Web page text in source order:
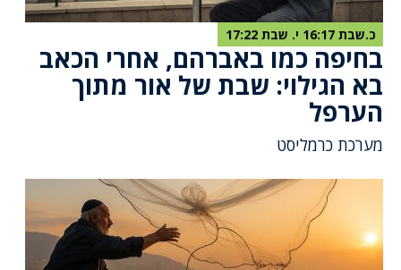
כ.שבת 16:17 י. שבת 17:22
בחיפה כמו באברהם, אחרי הכאב
בא הגילוי: שבת של אור מתוך
הערפל
מערכת כרמליסט